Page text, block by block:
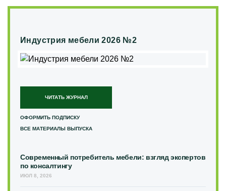
Индустрия мебели 2026 №2
ЧИТАТЬ ЖУРНАЛ
ОФОРМИТЬ ПОДПИСКУ
ВСЕ МАТЕРИАЛЫ ВЫПУСКА
Современный потребитель мебели: взгляд экспертов
по консалтингу
ИЮЛ 8, 2026